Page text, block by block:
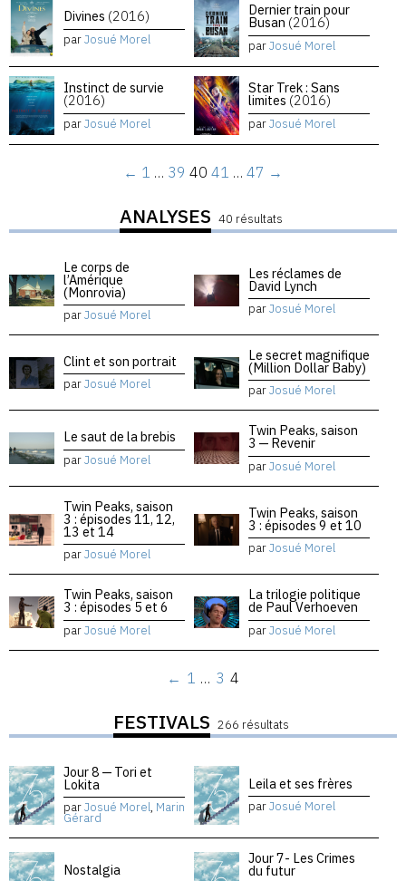
Divines (2016)
parJosué Morel
Dernier train pour
Busan (2016)
parJosué Morel
Instinct de survie
(2016)
parJosué Morel
Star Trek : Sans
limites (2016)
parJosué Morel
← 1 … 39 40 41 … 47 →
ANALYSES 40 résultats
Le corps de
l’Amérique
(Monrovia)
parJosué Morel
Les réclames de
David Lynch
parJosué Morel
Clint et son portrait
parJosué Morel
Le secret magnifique
(Million Dollar Baby)
parJosué Morel
Le saut de la brebis
parJosué Morel
Twin Peaks, saison
3 — Revenir
parJosué Morel
Twin Peaks, saison
3 : épisodes 11, 12,
13 et 14
parJosué Morel
Twin Peaks, saison
3 : épisodes 9 et 10
parJosué Morel
Twin Peaks, saison
3 : épisodes 5 et 6
parJosué Morel
La trilogie politique
de Paul Verhoeven
parJosué Morel
← 1 … 3 4
FESTIVALS 266 résultats
Jour 8 — Tori et
Lokita
parJosué Morel, Marin
Gérard
Leila et ses frères
parJosué Morel
Nostalgia
Jour 7- Les Crimes
du futur